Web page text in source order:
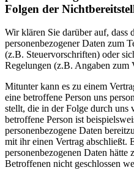
Folgen der
Wir klären Sie darüber auf, dass
personenbezogener Daten zum
(z.B. Steuervorschriften) oder
Regelungen (z.B. Angaben zum
Mitunter kann es zu einem
eine betroffene Person uns
stellt, die in der Folge durch uns
betroffene Person ist
personenbezogene Daten
mit ihr einen Vertrag abschließt.
personenbezogenen Daten hätte
Betroffenen nicht geschlossen